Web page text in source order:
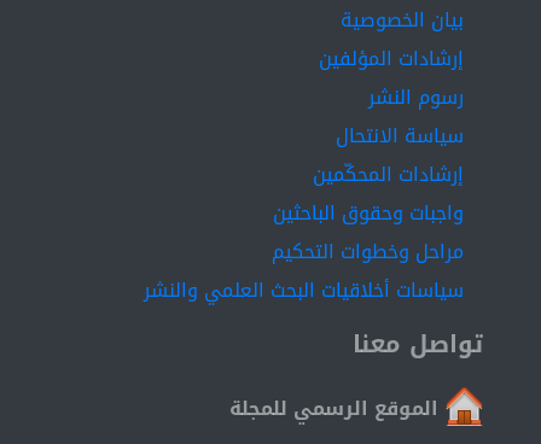
بيان الخصوصية
إرشادات المؤلفين
رسوم النشر
سياسة الانتحال
إرشادات المحكّمين
واجبات وحقوق الباحثين
مراحل وخطوات التحكيم
سياسات أخلاقيات البحث العلمي والنشر
تواصل معنا
الموقع الرسمي للمجلة